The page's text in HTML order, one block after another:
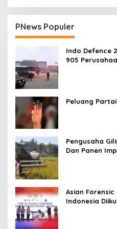
PNews Populer
Indo Defence
905
Peluang
Pengusaha
Dan Panen
Asian
Indonesia